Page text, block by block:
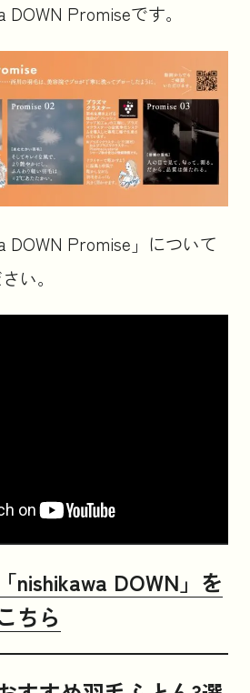
Promiseです。
DOWN Promise」について
い。
nishikawa DOWN」を
ちら